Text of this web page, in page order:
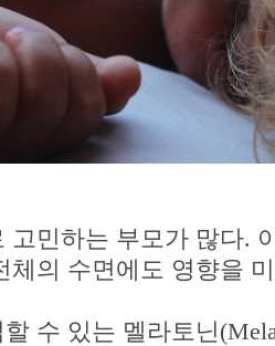
고민하는 부모가 많다.
체의 수면에도 영향을
수 있는 멜라토닌